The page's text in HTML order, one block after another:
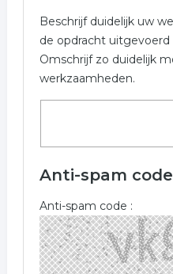
Beschrijf duidelijk uw
de opdracht
Omschrijf zo duidelijk
werkzaamheden.
Anti-spam code
Anti-spam code :